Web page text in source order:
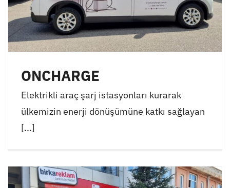
ONCHARGE
Elektrikli araç şarj istasyonları kurarak
ülkemizin enerji dönüşümüne katkı sağlayan
[...]